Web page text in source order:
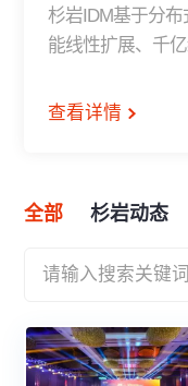
杉岩IDM基于分
能线性扩展、千
V5，让海量检测
查看详情
全部 杉岩动态